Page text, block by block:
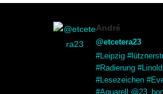
André
@etcetera23
#Leipzig
#Radierung
#Lesezeichen
#Aquarell